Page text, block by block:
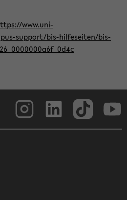
www.uni-
support/bis-hilfeseiten/bis-